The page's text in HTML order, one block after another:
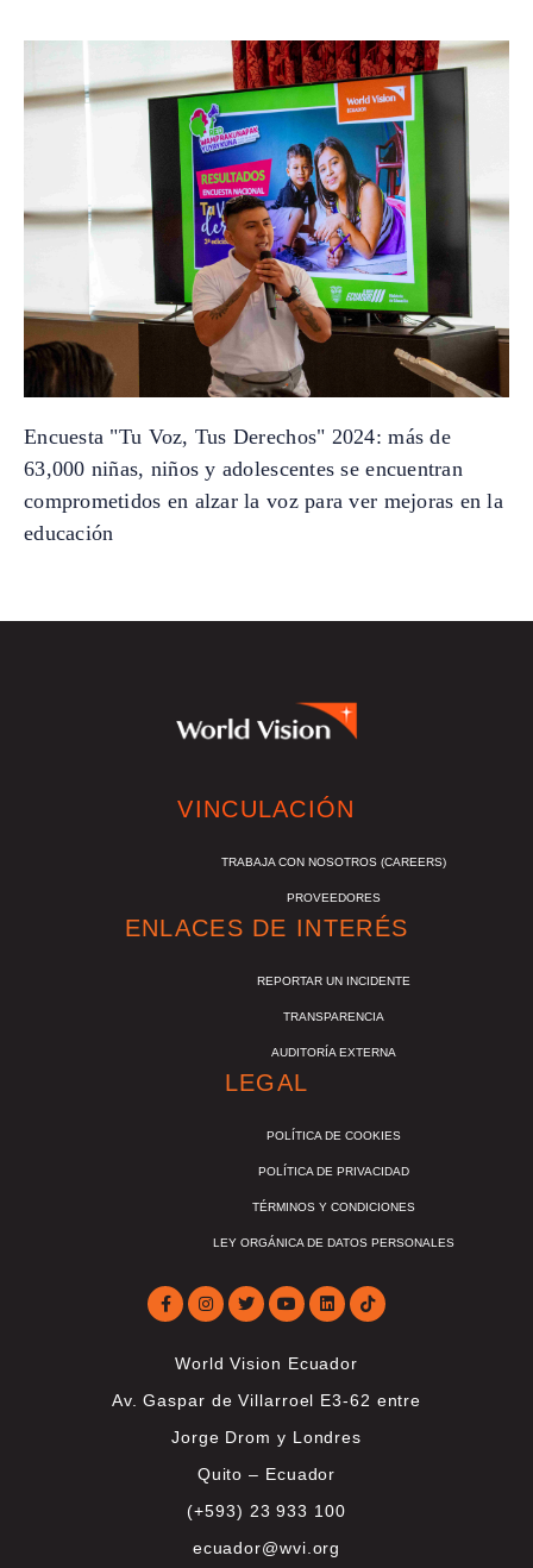
Encuesta "Tu Voz, Tus Derechos" 2024: más de
63,000 niñas, niños y adolescentes se encuentran
comprometidos en alzar la voz para ver mejoras en la
educación
VINCULACIÓN
TRABAJA CON NOSOTROS (CAREERS)
PROVEEDORES
ENLACES DE INTERÉS
REPORTAR UN INCIDENTE
TRANSPARENCIA
AUDITORÍA EXTERNA
LEGAL
POLÍTICA DE COOKIES
POLÍTICA DE PRIVACIDAD
TÉRMINOS Y CONDICIONES
LEY ORGÁNICA DE DATOS PERSONALES
World Vision Ecuador
Av. Gaspar de Villarroel E3-62 entre
Jorge Drom y Londres
Quito – Ecuador
(+593) 23 933 100
ecuador@wvi.org